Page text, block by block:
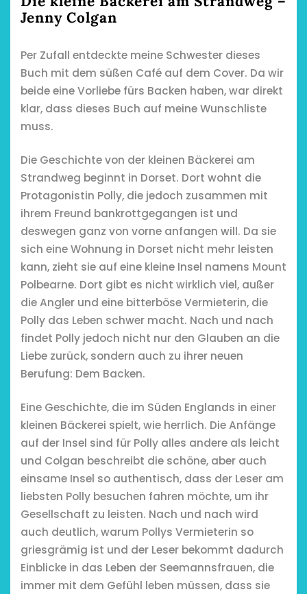
Restsommer -
Garnier
5. April 2026
Jenny Colgan
Per Zufall entdeckte meine Schwester dieses
Buch mit dem süßen Café auf dem Cover. Da wir
beide eine Vorliebe fürs Backen haben, war direkt
klar, dass dieses Buch auf meine Wunschliste
muss.
Die Geschichte von der kleinen Bäckerei am
Strandweg beginnt in Dorset. Dort wohnt die
Protagonistin Polly, die jedoch zusammen mit
ihrem Freund bankrottgegangen ist und
deswegen ganz von vorne anfangen will. Da sie
sich eine Wohnung in Dorset nicht mehr leisten
kann, zieht sie auf eine kleine Insel namens Mount
Polbearne. Dort gibt es nicht wirklich viel, außer
die Angler und eine bitterböse Vermieterin, die
Polly das Leben schwer macht. Nach und nach
findet Polly jedoch nicht nur den Glauben an die
Liebe zurück, sondern auch zu ihrer neuen
Berufung: Dem Backen.
Eine Geschichte, die im Süden Englands in einer
kleinen Bäckerei spielt, wie herrlich. Die Anfänge
auf der Insel sind für Polly alles andere als leicht
und Colgan beschreibt die schöne, aber auch
einsame Insel so authentisch, dass der Leser am
liebsten Polly besuchen fahren möchte, um ihr
Gesellschaft zu leisten. Nach und nach wird
auch deutlich, warum Pollys Vermieterin so
griesgrämig ist und der Leser bekommt dadurch
Einblicke in das Leben der Seemannsfrauen, die
immer mit dem Gefühl leben müssen, dass sie